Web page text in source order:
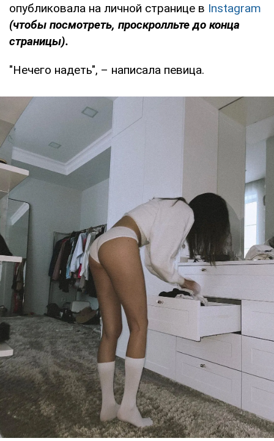
опубликовала на личной странице в Instagram
(чтобы посмотреть, проскролльте до конца
страницы).
"Нечего надеть", – написала певица.